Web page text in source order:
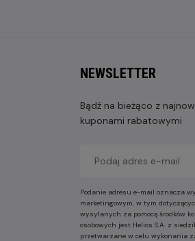
NEWSLETTER
Bądź na bieżąco z
kuponami rabatowymi
Podanie adresu e-mail oznacza
marketingowym, w tym
wysyłanych za pomocą środków
osobowych jest Helios S.A. z
przetwarzane w celu wykonania